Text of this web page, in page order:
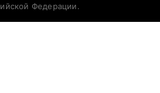
Федерации.